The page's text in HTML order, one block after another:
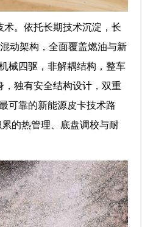
。依托长期技术沉淀，长
动架构，全面覆盖燃油与新
械四驱，非解耦结构，整车
独有安全结构设计，双重
可靠的新能源皮卡技术路
的热管理、底盘调校与耐